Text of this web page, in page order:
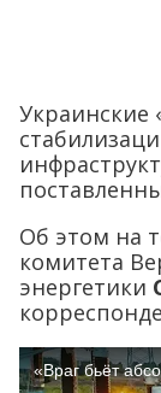
Украинские
Об этом на
комитета
энергетики